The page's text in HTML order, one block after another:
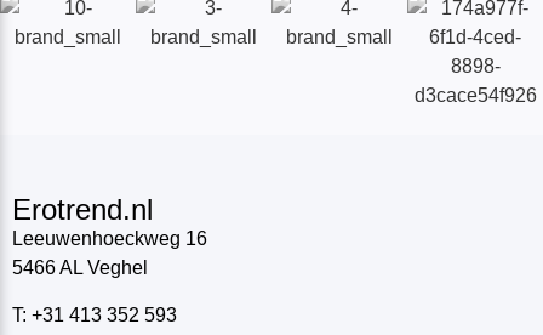
Erotrend.nl
Leeuwenhoeckweg 16
5466 AL Veghel
T: +31 413 352 593